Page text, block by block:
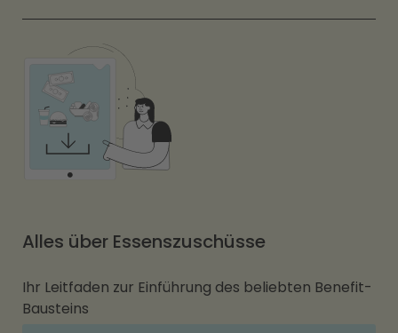
Alles über Essenszuschüsse
Ihr Leitfaden zur Einführung des beliebten Benefit-
Bausteins